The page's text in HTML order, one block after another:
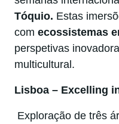
Tóquio. Estas
com ecossistemas
perspetivas
multicultural.
Lisboa – Excelling
Exploração de três